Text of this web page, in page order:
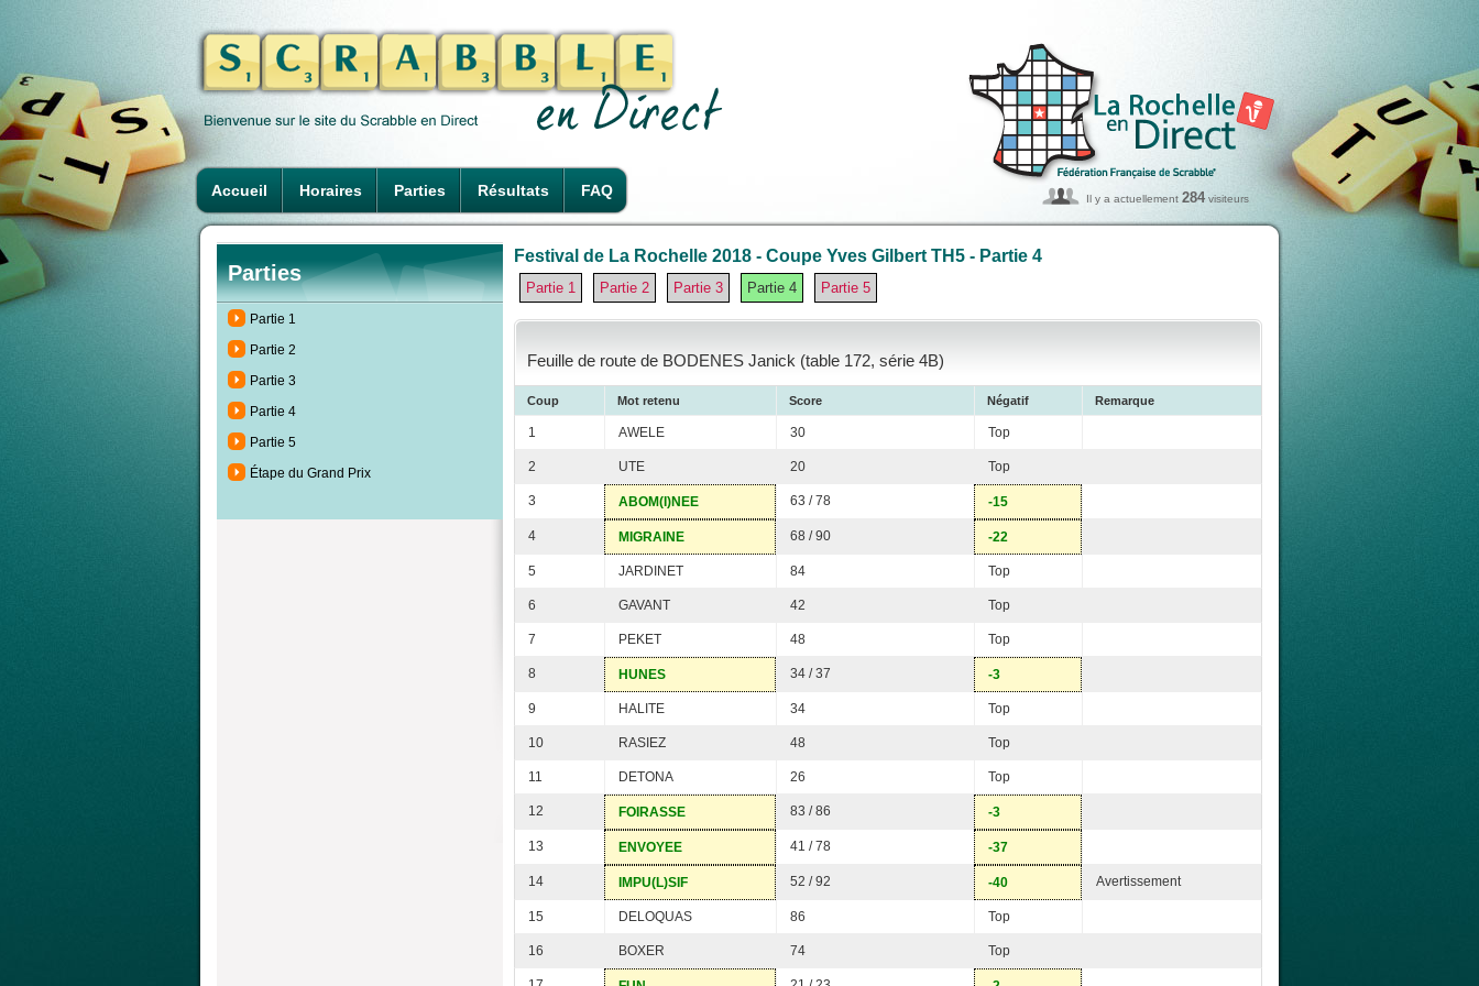
Accueil Horaires Parties Résultats FAQ Il y a actuellement 284 visiteurs
Parties
Partie 1
Partie 2
Partie 3
Partie 4
Partie 5
Étape du Grand Prix
Festival de La Rochelle 2018 - Coupe Yves Gilbert TH5 - Partie 4
Partie 1 Partie 2 Partie 3 Partie 4 Partie 5
Feuille de route de BODENES Janick (table 172, série 4B)
Coup Mot retenu Score Négatif Remarque
1 AWELE 30 Top
2 UTE 20 Top
3 ABOM(I)NEE 63 / 78 -15
4 MIGRAINE 68 / 90 -22
5 JARDINET 84 Top
6 GAVANT 42 Top
7 PEKET 48 Top
8 HUNES 34 / 37 -3
9 HALITE 34 Top
10 RASIEZ 48 Top
11 DETONA 26 Top
12 FOIRASSE 83 / 86 -3
13 ENVOYEE 41 / 78 -37
14 IMPU(L)SIF 52 / 92 -40 Avertissement
15 DELOQUAS 86 Top
16 BOXER 74 Top